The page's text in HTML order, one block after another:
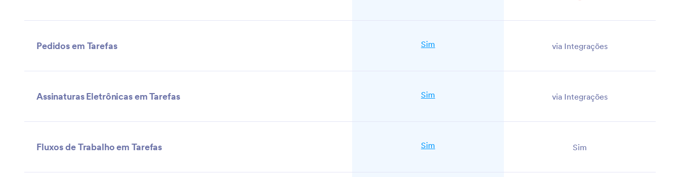
Pedidos em Tarefas Sim via Integrações
Assinaturas Eletrônicas em Tarefas Sim via Integrações
Fluxos de Trabalho em Tarefas Sim Sim